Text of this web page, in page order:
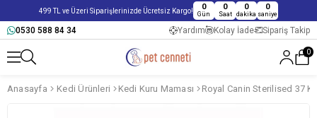
499 TL ve Üzeri Siparişlerinizde Ücretsiz Kargo! 0
Gün
0
Saat
0
dakika
0
saniye
0530 588 84 34 Yardım Kolay İade Sipariş Takip
0
Anasayfa Kedi Ürünleri Kedi Kuru Maması